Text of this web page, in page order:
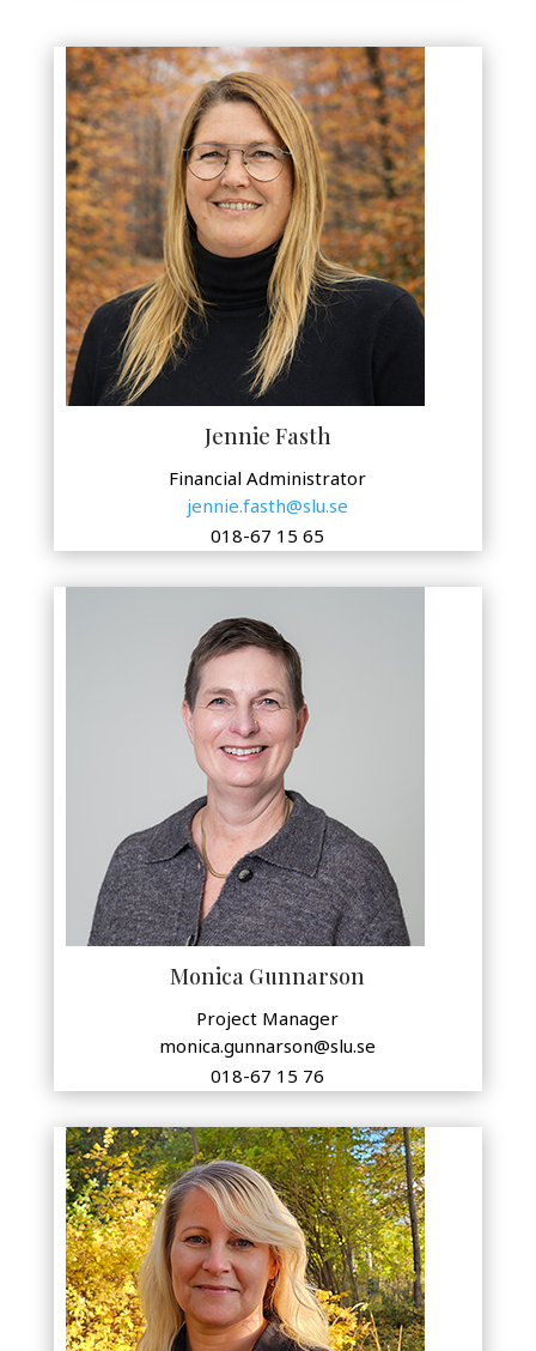
Jennie Fasth
Financial Administrator
jennie.fasth@slu.se
018-67 15 65
Monica Gunnarson
Project Manager
monica.gunnarson@slu.se
018-67 15 76